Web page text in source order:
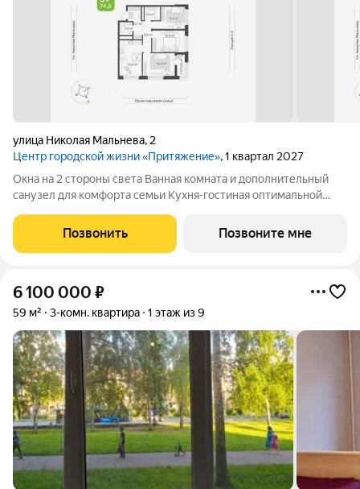
улица Николая Мальнева, 2
Центр городской жизни «Притяжение», 1 квартал 2027
Окна на 2 стороны света Ванная комната и дополнительный
санузел для комфорта семьи Кухня-гостиная оптимальной
потолка 2,73 м Улучшенная предчистовая отделка
Позвонить Позвоните мне
6 100 000 ₽
59 м² 3-комн. квартира 1 этаж из 9